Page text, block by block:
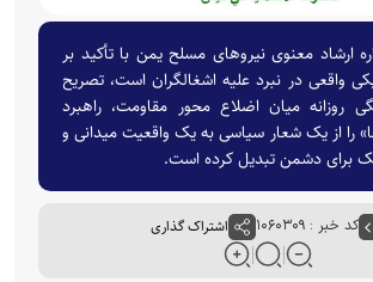
ارشاد معنوی نیروهای مسلح یمن با تأکید بر
واقعی در نبرد علیه اشغالگران است، تصریح
روزانه میان اضلاع محور مقاومت، راهبرد
را از یک شعار سیاسی به یک واقعیت میدانی و
برای دشمن تبدیل کرده است.
کد خبر : ۱۰۶۰۳۰۹ اشتراک گذاری